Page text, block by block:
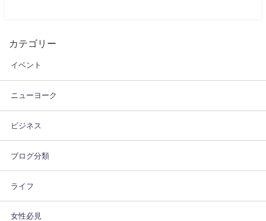
カテゴリー
イベント
ニューヨーク
ビジネス
ブログ分類
ライフ
女性必見